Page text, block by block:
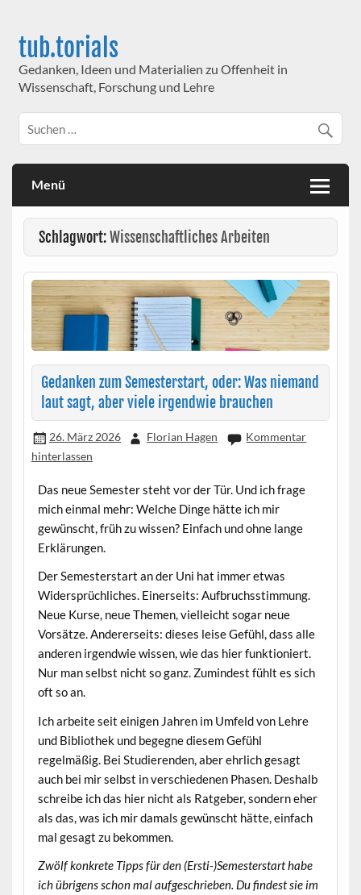
tub.torials
Gedanken, Ideen und Materialien zu Offenheit in
Wissenschaft, Forschung und Lehre
Menü
Schlagwort:Wissenschaftliches Arbeiten
Gedanken zum Semesterstart, oder: Was niemand
laut sagt, aber viele irgendwie brauchen
26. März 2026 Florian Hagen
Kommentar
hinterlassen
Das neue Semester steht vor der Tür. Und ich frage
mich einmal mehr: Welche Dinge hätte ich mir
gewünscht, früh zu wissen? Einfach und ohne lange
Erklärungen.
Der Semesterstart an der Uni hat immer etwas
Widersprüchliches. Einerseits: Aufbruchsstimmung.
Neue Kurse, neue Themen, vielleicht sogar neue
Vorsätze. Andererseits: dieses leise Gefühl, dass alle
anderen irgendwie wissen, wie das hier funktioniert.
Nur man selbst nicht so ganz. Zumindest fühlt es sich
oft so an.
Ich arbeite seit einigen Jahren im Umfeld von Lehre
und Bibliothek und begegne diesem Gefühl
regelmäßig. Bei Studierenden, aber ehrlich gesagt
auch bei mir selbst in verschiedenen Phasen. Deshalb
schreibe ich das hier nicht als Ratgeber, sondern eher
als das, was ich mir damals gewünscht hätte, einfach
mal gesagt zu bekommen.
Zwölf konkrete Tipps für den (Ersti-)Semesterstart habe
ich übrigens schon mal aufgeschrieben. Du findest sie im